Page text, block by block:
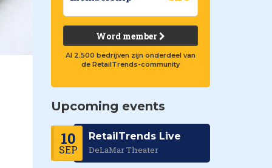
Word member
Al 2.500 bedrijven zijn onderdeel van
de RetailTrends-community
Upcoming events
10
SEP
RetailTrends Live
DeLaMar Theater